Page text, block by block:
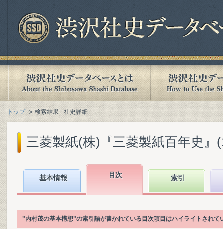
トップ 検索結果 - 社史詳細
三菱製紙(株)『三菱製紙百年史』
基本情報 目次 索引
"内村茂の基本構想"の索引語が書かれている目次項目はハイライトされて